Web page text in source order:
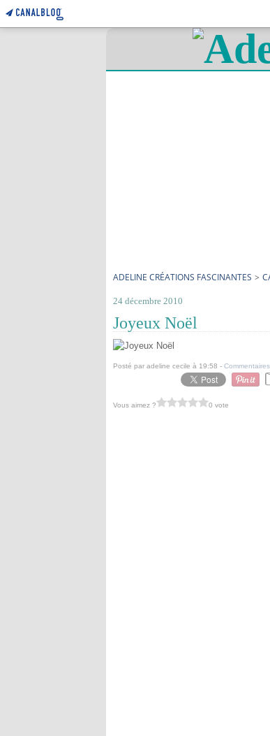
ADELINE CRÉATIONS FASCINANTES >
24 décembre 2010
Joyeux Noël
Posté par adeline cecile à 19:58 -
Vous aimez ? 0 vote